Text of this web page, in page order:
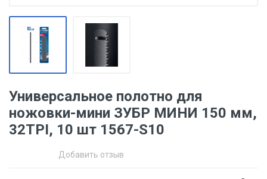
Универсальное полотно для
ножовки-мини ЗУБР МИНИ 150 мм,
32TPI, 10 шт 1567-S10
Добавить отзыв